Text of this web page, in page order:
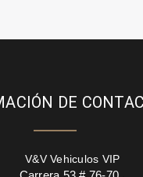
DE
V&V Vehiculos VIP